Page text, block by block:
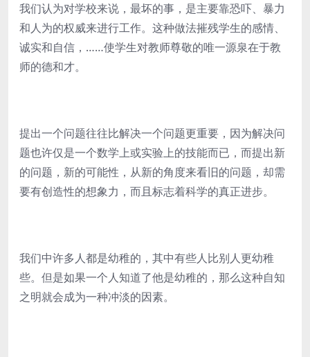
我们认为对学校来说，最坏的事，是主要靠恐吓、暴力
和人为的权威来进行工作。这种做法摧残学生的感情、
诚实和自信，……使学生对教师尊敬的唯一源泉在于教
师的德和才。
提出一个问题往往比解决一个问题更重要，因为解决问
题也许仅是一个数学上或实验上的技能而已，而提出新
的问题，新的可能性，从新的角度来看旧的问题，却需
要有创造性的想象力，而且标志着科学的真正进步。
我们中许多人都是幼稚的，其中有些人比别人更幼稚
些。但是如果一个人知道了他是幼稚的，那么这种自知
之明就会成为一种冲淡的因素。